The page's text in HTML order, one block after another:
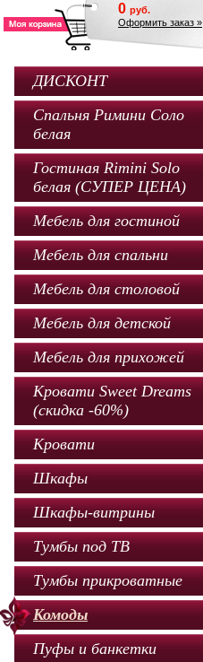
0 руб.
Оформить заказ »
ДИСКОНТ
Спальня Римини Соло
белая
Гостиная Rimini Solo
белая (СУПЕР ЦЕНА)
Мебель для гостиной
Мебель для спальни
Мебель для столовой
Мебель для детской
Мебель для прихожей
Кровати Sweet Dreams
(скидка -60%)
Кровати
Шкафы
Шкафы-витрины
Тумбы под ТВ
Тумбы прикроватные
Комоды
Пуфы и банкетки